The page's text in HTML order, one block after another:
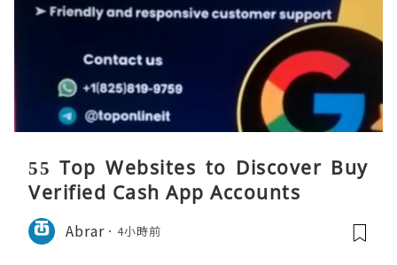
55 Top Websites to Discover Buy
Verified Cash App Accounts
Abrar 4小時前